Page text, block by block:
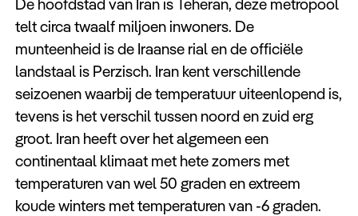
telt circa twaalf miljoen inwoners. De
munteenheid is de Iraanse rial en de officiële
landstaal is Perzisch. Iran kent verschillende
seizoenen waarbij de temperatuur uiteenlopend is,
tevens is het verschil tussen noord en zuid erg
groot. Iran heeft over het algemeen een
continentaal klimaat met hete zomers met
temperaturen van wel 50 graden en extreem
koude winters met temperaturen van -6 graden.